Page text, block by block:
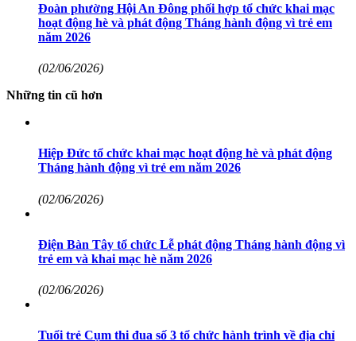
Đoàn phường Hội An Đông phối hợp tổ chức khai mạc
hoạt động hè và phát động Tháng hành động vì trẻ em
năm 2026
(02/06/2026)
Những tin cũ hơn
Hiệp Đức tổ chức khai mạc hoạt động hè và phát động
Tháng hành động vì trẻ em năm 2026
(02/06/2026)
Điện Bàn Tây tổ chức Lễ phát động Tháng hành động vì
trẻ em và khai mạc hè năm 2026
(02/06/2026)
Tuổi trẻ Cụm thi đua số 3 tổ chức hành trình về địa chỉ